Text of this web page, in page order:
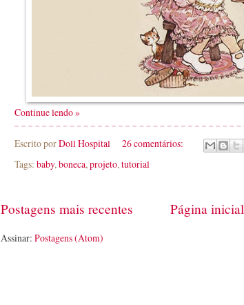
Continue lendo »
Escrito porDoll Hospital
26 comentários:
Tags: baby, boneca, projeto, tutorial
Postagens mais recentes Página inicial
Assinar: Postagens (Atom)